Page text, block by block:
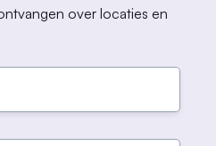
over locaties en